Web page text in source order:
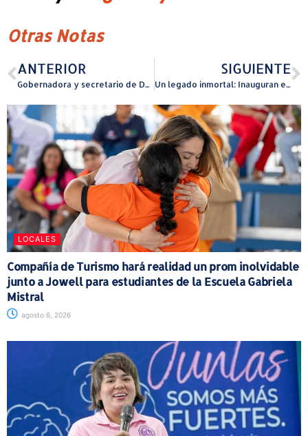
Otras Notas
ANTERIOR
Gobernadora y secretario de Desarrollo Económico se reúnen con líderes del sector manufacturero en La Fortaleza para fortalecer competitividad global de Puerto Rico
SIGUIENTE
Un legado inmortal: Inauguran en Juncos el Museo Histórico Junqueño Rita Moreno
LOCALES
Compañía de Turismo hará realidad un prom inolvidable
junto a Jowell para estudiantes de la Escuela Gabriela
Mistral
agosto 6, 2026